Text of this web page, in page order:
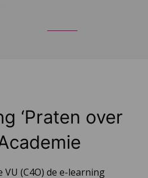
‘Praten over
VU (C4O) de e-learning